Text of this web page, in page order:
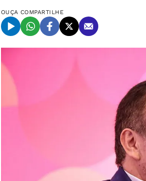
OUÇA COMPARTILHE